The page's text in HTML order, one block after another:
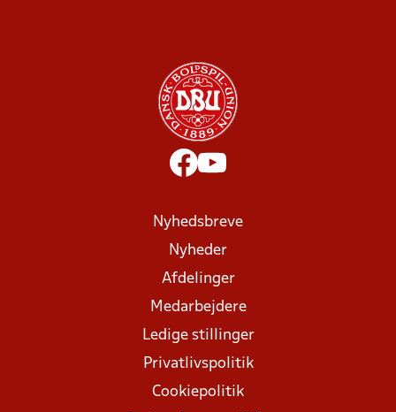
Nyhedsbreve
Nyheder
Afdelinger
Medarbejdere
Ledige stillinger
Privatlivspolitik
Cookiepolitik